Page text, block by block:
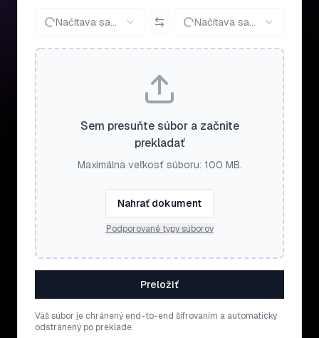
Načítava sa... Načítava sa...
Sem presuňte súbor a začnite
prekladať
Maximálna veľkosť súboru: 100 MB.
Nahrať dokument
Podporované typy súborov
Preložiť
Váš súbor je chránený end-to-end šifrovaním a automaticky
odstránený po preklade.